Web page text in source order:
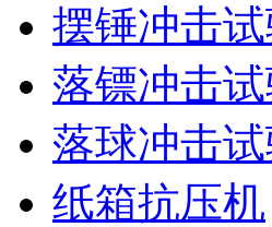
摆锤冲击
落镖冲击
落球冲击
纸箱抗压机